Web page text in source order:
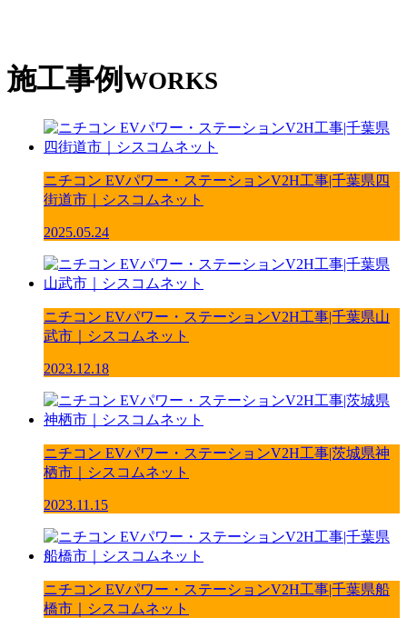
施工事例 WORKS
ニチコン EVパワー・ステーションV2H工事|千葉県四
街道市｜シスコムネット
2025.05.24
ニチコン EVパワー・ステーションV2H工事|千葉県山
武市｜シスコムネット
2023.12.18
ニチコン EVパワー・ステーションV2H工事|茨城県神
栖市｜シスコムネット
2023.11.15
ニチコン EVパワー・ステーションV2H工事|千葉県船
橋市｜シスコムネット